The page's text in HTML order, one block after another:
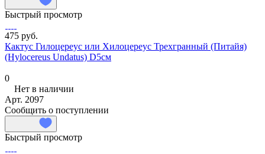
Быстрый просмотр
475 руб.
Кактус Гилоцереус или Хилоцереус Трехгранный (Питайя)
(Hylocereus Undatus) D5см
0
Нет в наличии
Арт. 2097
Сообщить о поступлении
Быстрый просмотр